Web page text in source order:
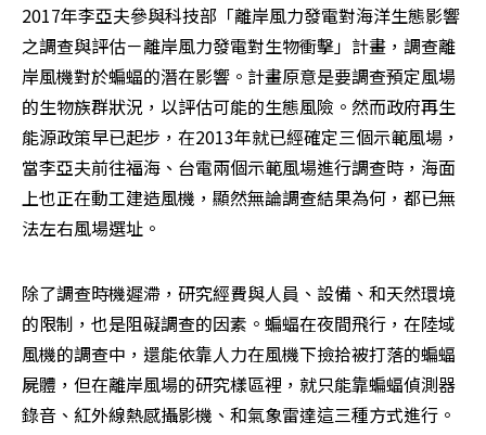
2017年李亞夫參與科技部「離岸風力發電對海洋生態影響
之調查與評估－離岸風力發電對生物衝擊」計畫，調查離
岸風機對於蝙蝠的潛在影響。計畫原意是要調查預定風場
的生物族群狀況，以評估可能的生態風險。然而政府再生
能源政策早已起步，在2013年就已經確定三個示範風場，
當李亞夫前往福海、台電兩個示範風場進行調查時，海面
上也正在動工建造風機，顯然無論調查結果為何，都已無
法左右風場選址。
除了調查時機遲滯，研究經費與人員、設備、和天然環境
的限制，也是阻礙調查的因素。蝙蝠在夜間飛行，在陸域
風機的調查中，還能依靠人力在風機下撿拾被打落的蝙蝠
屍體，但在離岸風場的研究樣區裡，就只能靠蝙蝠偵測器
錄音、紅外線熱感攝影機、和氣象雷達這三種方式進行。